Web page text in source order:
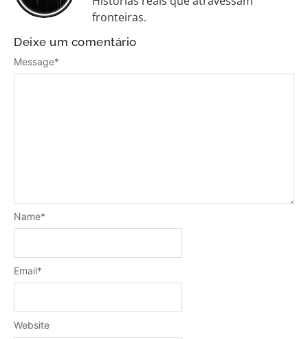
fronteiras.
Deixe um comentário
Message*
Name*
Email*
Website